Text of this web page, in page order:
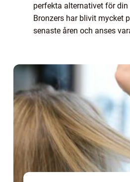
perfekta alternativet för din
Bronzers har blivit mycket
senaste åren och anses